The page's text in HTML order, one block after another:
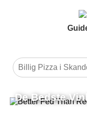
De Bedste